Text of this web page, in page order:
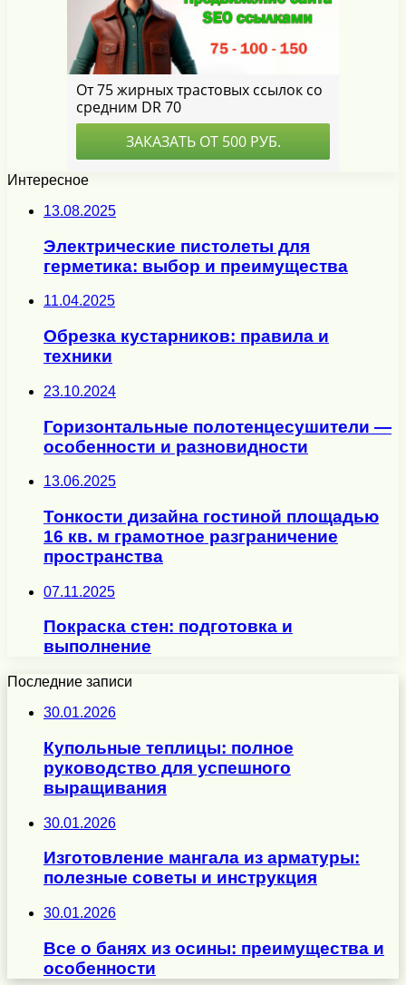
Интересное
13.08.2025
Электрические пистолеты для
герметика: выбор и преимущества
11.04.2025
Обрезка кустарников: правила и
техники
23.10.2024
Горизонтальные полотенцесушители —
особенности и разновидности
13.06.2025
Тонкости дизайна гостиной площадью
16 кв. м грамотное разграничение
пространства
07.11.2025
Покраска стен: подготовка и
выполнение
Последние записи
30.01.2026
Купольные теплицы: полное
руководство для успешного
выращивания
30.01.2026
Изготовление мангала из арматуры:
полезные советы и инструкция
30.01.2026
Все о банях из осины: преимущества и
особенности